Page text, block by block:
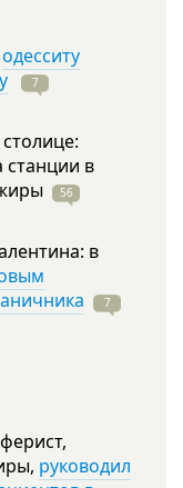
одесситу
7
станции в
56
в
7
руководил